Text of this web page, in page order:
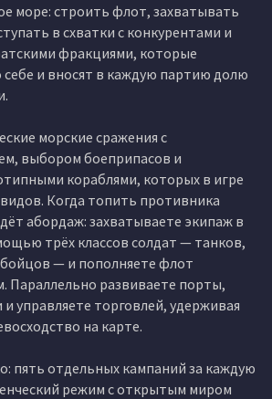
море: строить флот, захватывать
в схватки с конкурентами и
фракциями, которые
и вносят в каждую партию долю
морские сражения с
выбором боеприпасов и
кораблями, которых в игре
Когда топить противника
абордаж: захватываете экипаж в
трёх классов солдат — танков,
— и пополняете флот
Параллельно развиваете порты,
управляете торговлей, удерживая
на карте.
пять отдельных кампаний за каждую
режим с открытым миром